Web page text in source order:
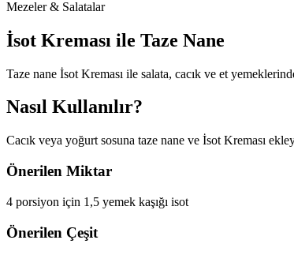
Mezeler & Salatalar
İsot Kreması ile Taze Nane
Taze nane İsot Kreması ile salata, cacık ve et
Nasıl Kullanılır?
Cacık veya yoğurt sosuna taze nane ve İsot Kreması
Önerilen Miktar
4 porsiyon için 1,5 yemek kaşığı isot
Önerilen Çeşit